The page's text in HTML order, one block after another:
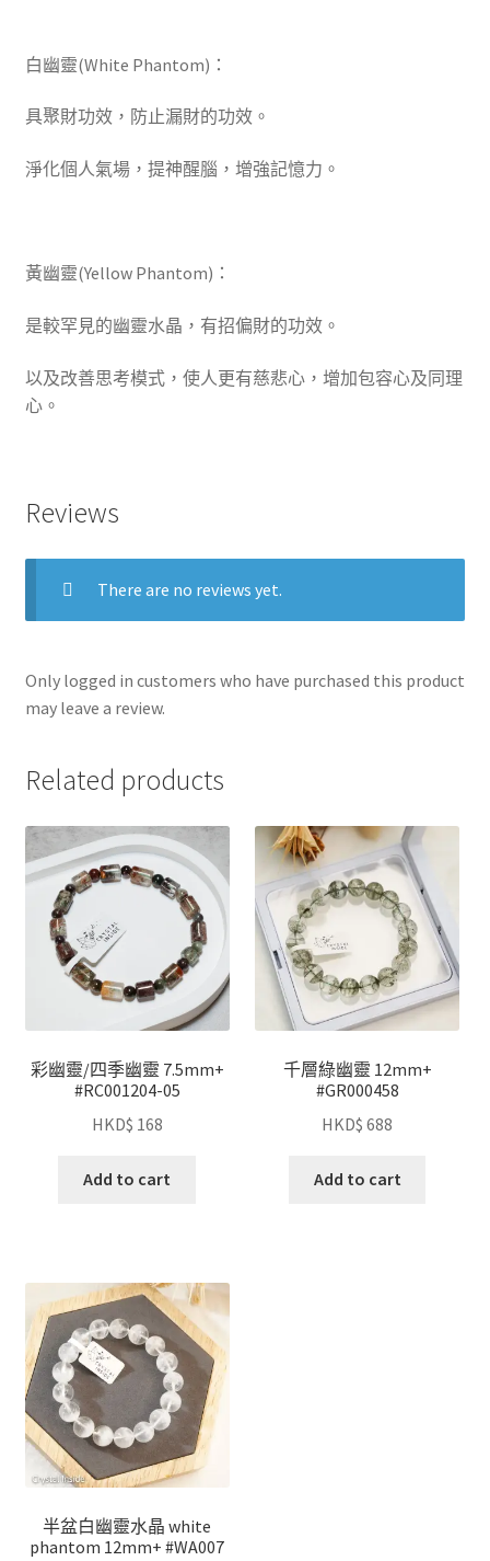
白幽靈(White Phantom)：
具聚財功效，防止漏財的功效。
淨化個人氣場，提神醒腦，增強記憶力。
黃幽靈(Yellow Phantom)：
是較罕見的幽靈水晶，有招偏財的功效。
以及改善思考模式，使人更有慈悲心，增加包容心及同理
心。
Reviews
There are no reviews yet.
Only logged in customers who have purchased this product
may leave a review.
Related products
彩幽靈/四季幽靈 7.5mm+
#RC001204-05
HKD$ 168
Add to cart
千層綠幽靈 12mm+
#GR000458
HKD$ 688
Add to cart
半盆白幽靈水晶 white
phantom 12mm+ #WA007